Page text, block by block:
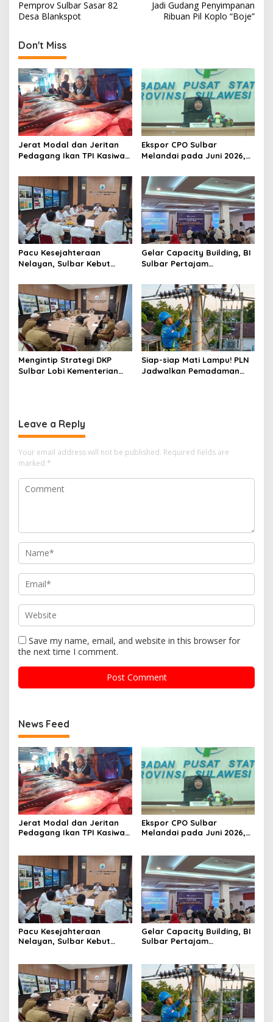
s
n
a
v
i
g
a
t
i
o
n
Pemprov Sulbar Sasar 82
Desa Blankspot
Jadi Gudang Penyimpanan
Ribuan Pil Koplo “Boje”
Don't Miss
Jerat Modal dan Jeritan
Pedagang Ikan TPI Kasiwa
Melonjak
Ekspor CPO Sulbar
Melandai pada Juni 2026,
Justru Melonjak 149 Persen
Pacu Kesejahteraan
Nelayan, Sulbar Kebut
Merah Putih dan Bantuan
Kapal
Gelar Capacity Building, BI
Sulbar Pertajam
Mengintip Strategi DKP
Sulbar Lobi Kementerian
Siap-siap Mati Lampu! PLN
Jadwalkan Pemadaman
Leave a Reply
Your email address will not be published. Required fields are
marked *
Save my name, email, and website in this browser for
the next time I comment.
News Feed
Jerat Modal dan Jeritan
Pedagang Ikan TPI Kasiwa
Ekspor CPO Sulbar
Melandai pada Juni 2026,
Pacu Kesejahteraan
Nelayan, Sulbar Kebut
Kapal
Gelar Capacity Building, BI
Sulbar Pertajam